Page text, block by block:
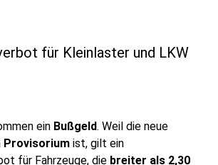
für Kleinlaster und LKW
ein Bußgeld. Weil die neue
Provisorium ist, gilt ein
für Fahrzeuge, die breiter als 2,30